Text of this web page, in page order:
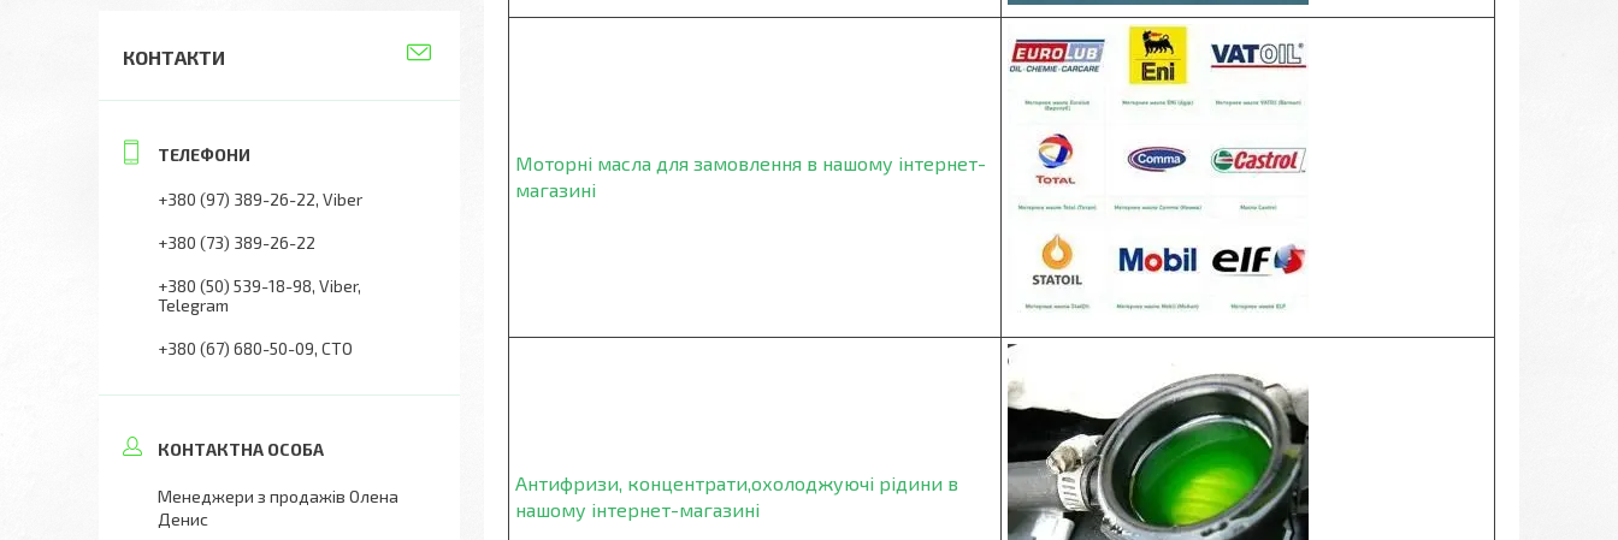
Моторні масла для замовлення в нашому інтернет-
магазині
Антифризи, концентрати,охолоджуючі рідини в
нашому інтернет-магазині
КОНТАКТИ
+380 (97) 389-26-22 Viber
+380 (73) 389-26-22
+380 (50) 539-18-98 Viber,
Telegram
+380 (67) 680-50-09 СТО
Менеджери з продажів Олена
Денис